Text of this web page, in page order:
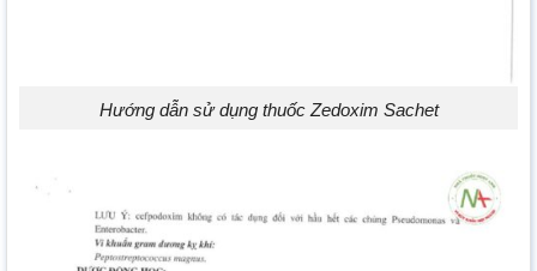
Hướng dẫn sử dụng thuốc Zedoxim Sachet